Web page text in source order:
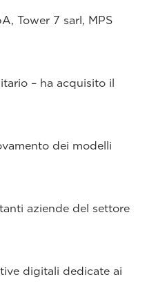
Tower 7 sarl, MPS
– ha acquisito il
dei modelli
aziende del settore
digitali dedicate ai